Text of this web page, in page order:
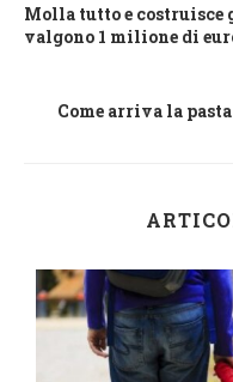
Molla tutto e costruisce
valgono 1 milione di
Come arriva la